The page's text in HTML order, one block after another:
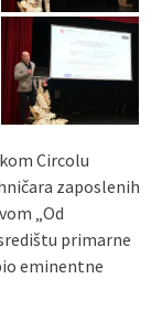
Circolu
zaposlenih
„Od
primarne
eminentne